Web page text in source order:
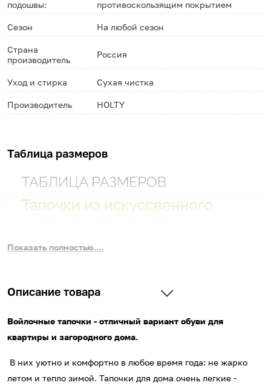
подошвы:
противоскользящим покрытием
Сезон На любой сезон
Страна
производитель
Россия
Уход и стирка Сухая чистка
Производитель HOLTY
Таблица размеров
Показать полностью....
Описание товара
Войлочные тапочки - отличный вариант обуви для
квартиры и загородного дома.
В них уютно и комфортно в любое время года: не жарко
летом и тепло зимой. Тапочки для дома очень легкие -